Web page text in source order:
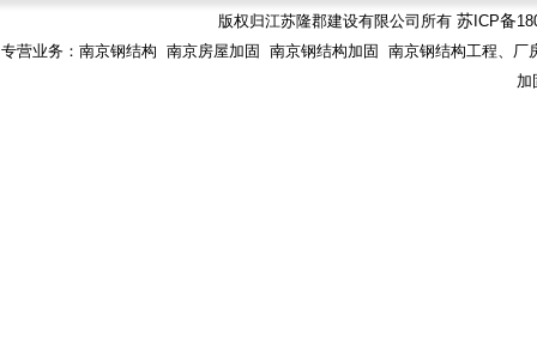
版权归江苏隆郡建设有限公司所有 苏 ICP备
专营业务：南京钢结构 南京房屋加固 南京钢结构加固 南京钢结构工程、